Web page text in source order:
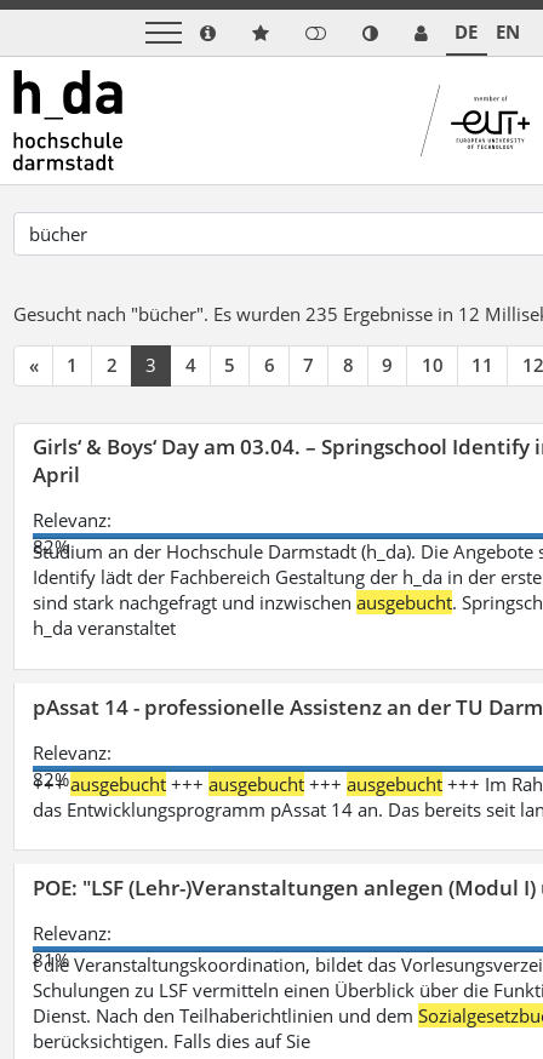
DE EN
Gesucht nach "bücher". Es wurden 235 Ergebnisse in 12
« 1 2 3 4 5 6 7 8 9 10 11 12
Girls‘ & Boys‘ Day am 03.04. – Springschool
April
Relevanz:
82%
Studium an der Hochschule Darmstadt (h_da). Die
Identify lädt der Fachbereich Gestaltung der h_da in der
sind stark nachgefragt und inzwischenausgebucht.
h_da veranstaltet
pAssat 14 - professionelle Assistenz an der TU
Relevanz:
82%
+++ausgebucht +++ausgebucht +++ausgebucht +++ Im
das Entwicklungsprogramm pAssat 14 an. Das bereits seit
POE: "LSF (Lehr-)Veranstaltungen anlegen (Modul
Relevanz:
81%
t die Veranstaltungskoordination, bildet das
Schulungen zu LSF vermitteln einen Überblick über die
Dienst. Nach den Teilhaberichtlinien und dem
berücksichtigen. Falls dies auf Sie